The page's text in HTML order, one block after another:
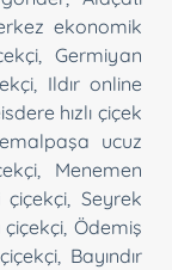
ekonomik
Germiyan
Ildır online
hızlı çiçek
ucuz
Menemen
çiçekçi ,Seyrek
çiçekçi ,Ödemiş
Bayındır